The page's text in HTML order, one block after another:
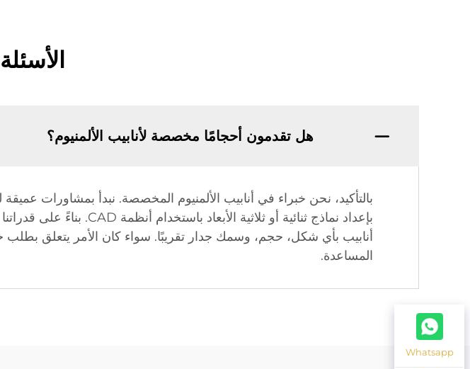
هل تقدمون أحجامًا مخصصة لأنابيب الألمنيوم؟
بالتأكيد، نحن خبراء في أنابيب الألمنيوم المخصصة. نبدأ بمشاورات
أنابيب بأي شكل، حجم، وسمك جدار تقريبًا. سواء كان الأمر يتعلق بطلب
المساعدة.
Whatsapp